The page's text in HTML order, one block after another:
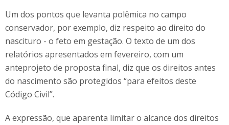
Um dos pontos que levanta polêmica no campo
conservador, por exemplo, diz respeito ao direito do
nascituro - o feto em gestação. O texto de um dos
relatórios apresentados em fevereiro, com um
anteprojeto de proposta final, diz que os direitos antes
do nascimento são protegidos “para efeitos deste
Código Civil”.
A expressão, que aparenta limitar o alcance dos direitos